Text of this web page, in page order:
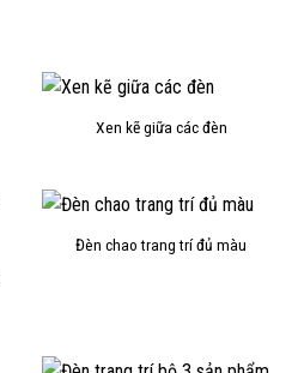
Xen kẽ giữa các đèn
Đèn chao trang trí đủ màu